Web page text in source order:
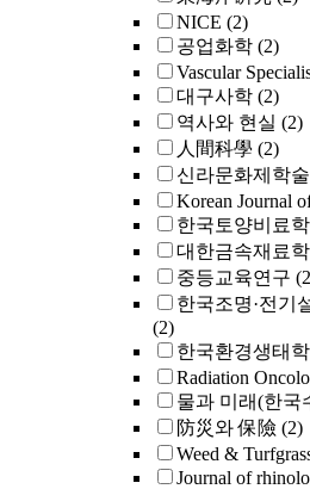
NICE (2)
공업화학 (2)
Vascular
대구사학 (2)
역사와 현실 (2)
人間科學 (2)
신라문화제학
Korean Journal
한국토양비료
대한금속재료
중등교육연구
한국조명·전기
(2)
한국환경생태학
Radiation
물과 미래(한국
防災와 保險 (2)
Weed &
Journal of